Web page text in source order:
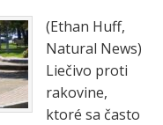
(Ethan Huff,
Natural News)
Liečivo proti
rakovine,
ktoré sa často